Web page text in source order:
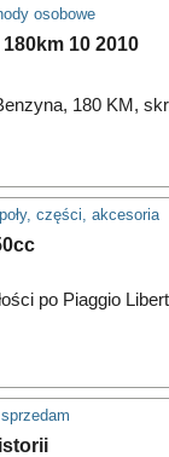
osobowe
10 2010
180 KM,
części, akcesoria
po Piaggio